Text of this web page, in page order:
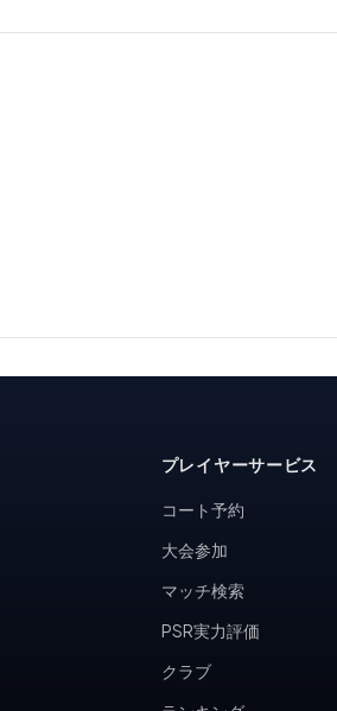
プレイヤーサービス
コート予約
大会参加
マッチ検索
PSR実力評価
クラブ